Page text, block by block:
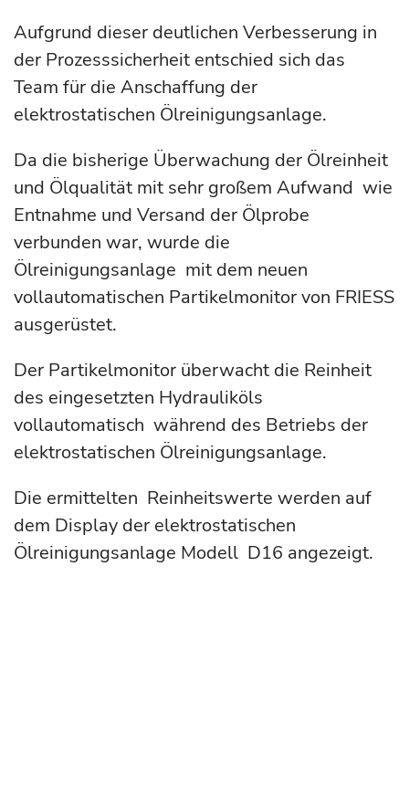
Aufgrund dieser deutlichen Verbesserung in
der Prozesssicherheit entschied sich das
Team für die Anschaffung der
elektrostatischen Ölreinigungsanlage.
Da die bisherige Überwachung der Ölreinheit
und Ölqualität mit sehr großem Aufwand wie
Entnahme und Versand der Ölprobe
verbunden war, wurde die
Ölreinigungsanlage mit dem neuen
vollautomatischen Partikelmonitor von FRIESS
ausgerüstet.
Der Partikelmonitor überwacht die Reinheit
des eingesetzten Hydrauliköls
vollautomatisch während des Betriebs der
elektrostatischen Ölreinigungsanlage.
Die ermittelten Reinheitswerte werden auf
dem Display der elektrostatischen
Ölreinigungsanlage Modell D16 angezeigt.